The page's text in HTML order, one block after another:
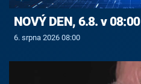
NOVÝ DEN, 6.8. v 08:00
6. srpna 2026 08:00